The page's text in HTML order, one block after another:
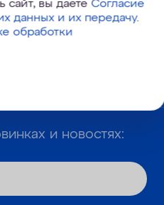
сайт, вы даетеСогласие
данных и их передачу.
обработки
и новостях: